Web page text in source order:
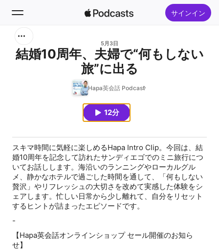
サインイン
トップランキング
5月3日
結婚10周年、夫婦で“何もしない
旅”に出る
Hapa英会話 Podcast
12分
スキマ時間に気軽に楽しめるHapa Intro Clip。今回は、結
婚10周年を記念して訪れたサンディエゴでのミニ旅行につ
いてお話しします。海沿いのランニングやローカルグル
メ、静かなホテルで過ごした時間を通して、「何もしない
贅沢」やリフレッシュの大切さを改めて実感した体験をシ
ェアします。忙しい日常から少し離れて、自分をリセット
するヒントが詰まったエピソードです。
-
【Hapa英会話オンラインショップ セール開催のお知ら
せ】